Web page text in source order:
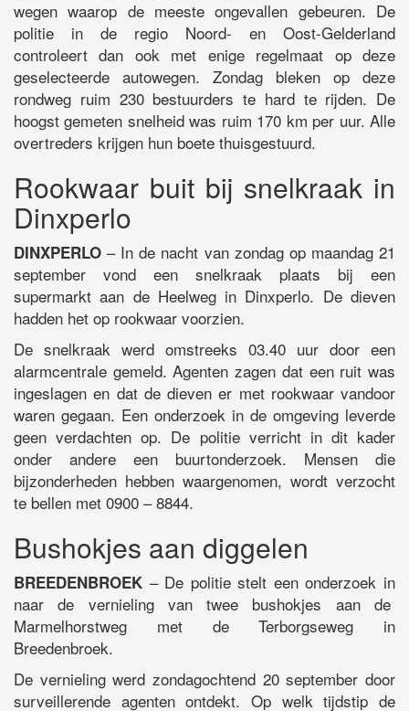
wegen waarop de meeste ongevallen gebeuren. De
politie in de regio Noord- en Oost-Gelderland
controleert dan ook met enige regelmaat op deze
geselecteerde autowegen. Zondag bleken op deze
rondweg ruim 230 bestuurders te hard te rijden. De
hoogst gemeten snelheid was ruim 170 km per uur. Alle
overtreders krijgen hun boete thuisgestuurd.
Rookwaar buit bij snelkraak in
Dinxperlo
DINXPERLO – In de nacht van zondag op maandag 21
september vond een snelkraak plaats bij een
supermarkt aan de Heelweg in Dinxperlo. De dieven
hadden het op rookwaar voorzien.
De snelkraak werd omstreeks 03.40 uur door een
alarmcentrale gemeld. Agenten zagen dat een ruit was
ingeslagen en dat de dieven er met rookwaar vandoor
waren gegaan. Een onderzoek in de omgeving leverde
geen verdachten op. De politie verricht in dit kader
onder andere een buurtonderzoek. Mensen die
bijzonderheden hebben waargenomen, wordt verzocht
te bellen met 0900 – 8844.
Bushokjes aan diggelen
BREEDENBROEK – De politie stelt een onderzoek in
naar de vernieling van twee bushokjes aan de
Marmelhorstweg met de Terborgseweg in
Breedenbroek.
De vernieling werd zondagochtend 20 september door
surveillerende agenten ontdekt. Op welk tijdstip de